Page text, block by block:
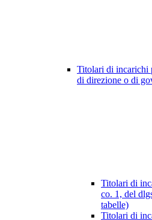
Titolari di incarichi
di direzione o di
Titolari di
co. 1, del
tabelle)
Titolari di